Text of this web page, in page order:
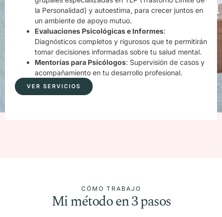
la Personalidad) y autoestima, para crecer juntos en
un ambiente de apoyo mutuo.
Evaluaciones Psicológicas e Informes:
Diagnósticos completos y rigurosos que te permitirán
tomar decisiones informadas sobre tu salud mental.
Mentorías para Psicólogos: Supervisión de casos y
acompañamiento en tu desarrollo profesional.
VER SERVICIOS
CÓMO TRABAJO
Mi método en 3 pasos